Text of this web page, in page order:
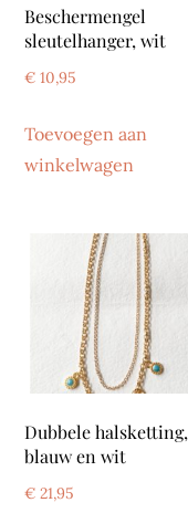
Beschermengel
sleutelhanger, wit
€ 10,95
Toevoegen aan
winkelwagen
Dubbele halsketting,
blauw en wit
€ 21,95